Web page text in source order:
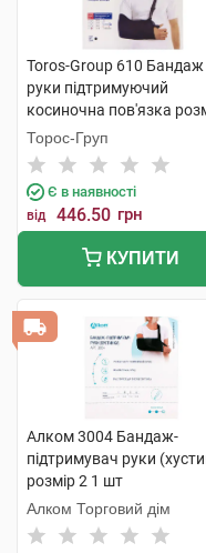
Toros-Group 610 Бандаж
руки підтримуючий
косиночна пов'язка
чорний 1 шт
Торос-Груп
Є в наявності
від 446.50 грн
КУПИТИ
Алком 3004 Бандаж-
підтримувач руки
розмір 2 1 шт
Алком Торговий дім